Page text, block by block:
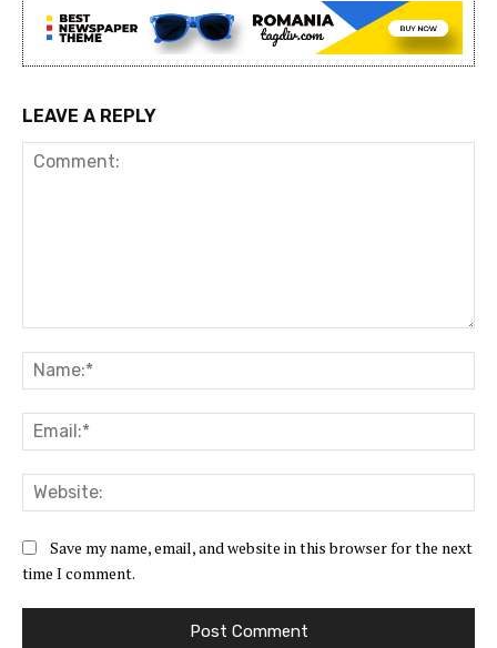
LEAVE A REPLY
Save my name, email, and website in this browser for the next
time I comment.